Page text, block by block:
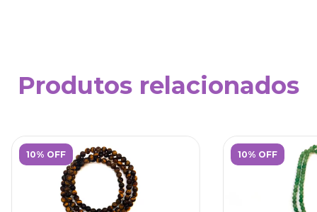
Produtos relacionados
10% OFF 10% OFF